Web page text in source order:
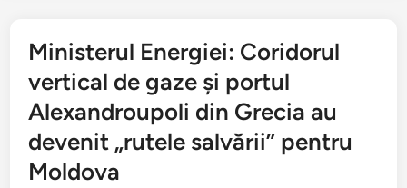
Ministerul Energiei: Coridorul
vertical de gaze și portul
Alexandroupoli din Grecia au
devenit „rutele salvării” pentru
Moldova